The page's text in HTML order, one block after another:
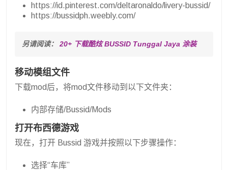
https://id.pinterest.com/deltaronaldo/livery-bussid/
https://bussidph.weebly.com/
另请阅读： 20+ 下载酷炫 BUSSID Tunggal Jaya 涂装
移动模组文件
下载mod后，将mod文件移动到以下文件夹：
内部存储/Bussid/Mods
打开布西德游戏
现在，打开 Bussid 游戏并按照以下步骤操作：
选择“车库”